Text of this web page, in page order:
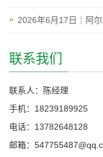
2026年6月17日｜阿
联系我们
联系人：陈经理
手机：18239189925
电话：13782648128
邮箱：